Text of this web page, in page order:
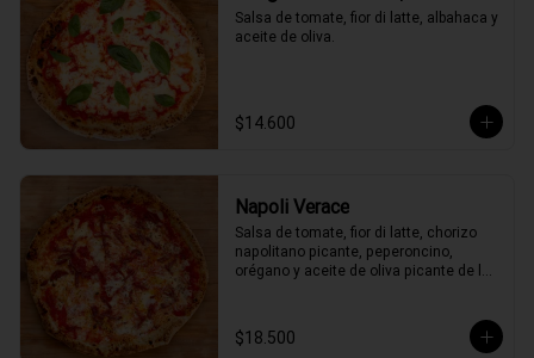
Salsa de tomate, fior di latte, albahaca y
aceite de oliva.
$14.600
Napoli Verace
Salsa de tomate, fior di latte, chorizo
napolitano picante, peperoncino,
orégano y aceite de oliva picante de la
$18.500